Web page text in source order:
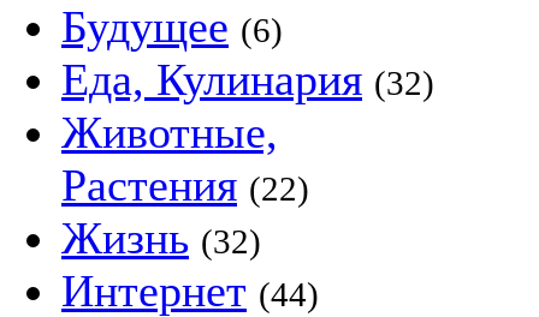
Будущее (6)
Еда, Кулинария (32)
Животные,
Растения (22)
Жизнь (32)
Интернет (44)